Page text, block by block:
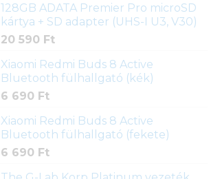
128GB ADATA Premier Pro microSD
kártya + SD adapter (UHS-I U3, V30)
20 590 Ft
Xiaomi Redmi Buds 8 Active
Bluetooth fülhallgató (kék)
6 690 Ft
Xiaomi Redmi Buds 8 Active
Bluetooth fülhallgató (fekete)
6 690 Ft